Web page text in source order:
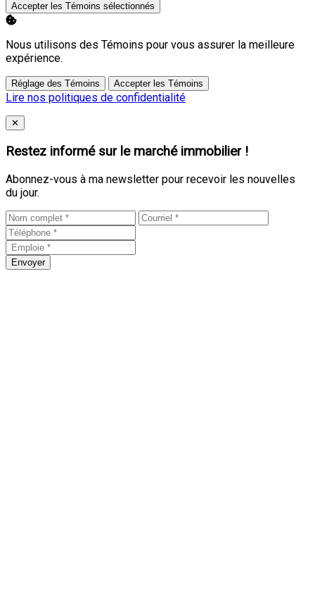
Accepter les Témoins sélectionnés
Nous utilisons des Témoins pour vous assurer la meilleure
expérience.
Réglage des Témoins Accepter les Témoins
Lire nos politiques de confidentialité
Close
✕
Restez informé sur le marché immobilier !
Abonnez-vous à ma newsletter pour recevoir les nouvelles
du jour.
Envoyer